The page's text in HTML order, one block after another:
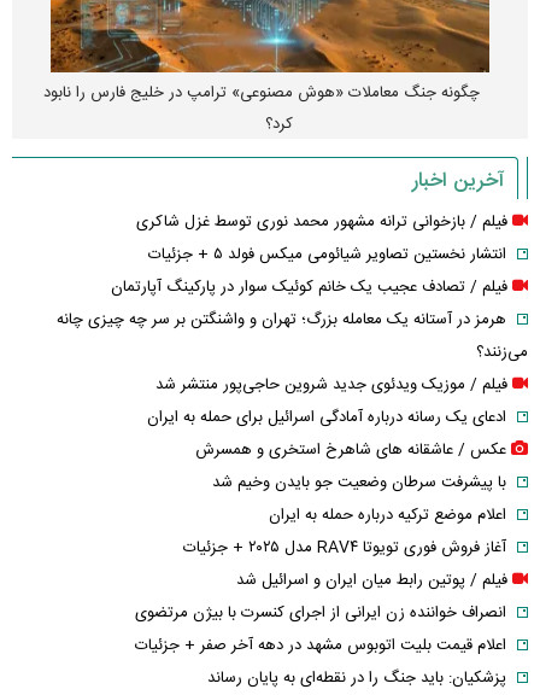
چگونه جنگ معاملات «هوش مصنوعی» ترامپ در خلیج فارس را نابود
کرد؟
آخرین اخبار
فیلم / بازخوانی ترانه مشهور محمد نوری توسط غزل شاکری
انتشار نخستین تصاویر شیائومی میکس فولد ۵ + جزئیات
فیلم / تصادف عجیب یک خانم کوئیک سوار در پارکینگ آپارتمان
هرمز در آستانه یک معامله بزرگ؛ تهران و واشنگتن بر سر چه چیزی چانه
می‌زنند؟
فیلم / موزیک ویدئوی جدید شروین حاجی‌پور منتشر شد
ادعای یک رسانه درباره آمادگی اسرائیل برای حمله به ایران
عکس / عاشقانه های شاهرخ استخری و همسرش
با پیشرفت سرطان وضعیت جو بایدن وخیم شد
اعلام موضع ترکیه درباره حمله به ایران
آغاز فروش فوری تویوتا RAV۴ مدل ۲۰۲۵ + جزئیات
فیلم / پوتین رابط میان ایران و اسرائیل شد
انصراف خواننده زن ایرانی از اجرای کنسرت با بیژن مرتضوی
اعلام قیمت بلیت اتوبوس مشهد در دهه آخر صفر + جزئیات
پزشکیان: باید جنگ را در نقطه‌ای به پایان رساند